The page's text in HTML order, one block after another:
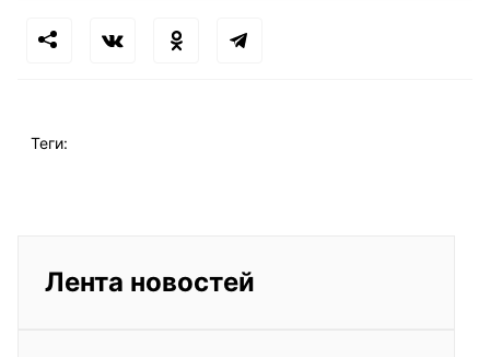
Теги:
Лента новостей